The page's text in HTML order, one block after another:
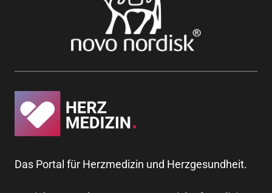
Das Portal für Herzmedizin und Herzgesundheit.